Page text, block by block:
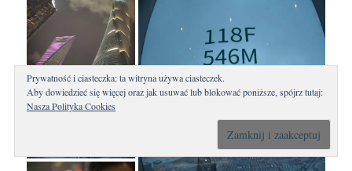
Prywatność i ciasteczka: ta witryna używa ciasteczek.
Aby dowiedzieć się więcej oraz jak usuwać lub blokować poniższe, spójrz tutaj:
Nasza Polityka Cookies